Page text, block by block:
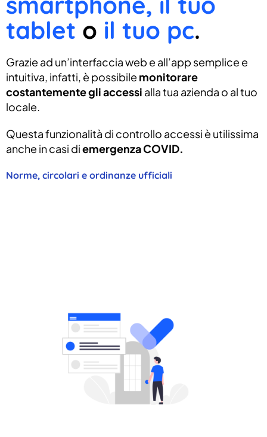
tablet o il tuo pc.
Grazie ad un’interfaccia web e all’app semplice e
intuitiva, infatti, è possibile monitorare
costantemente gli accessi alla tua azienda o al tuo
locale.
Questa funzionalità di controllo accessi è utilissima
anche in casi diemergenza COVID.
Norme, circolari e ordinanze ufficiali